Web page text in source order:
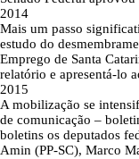
2014
Mais um passo
estudo do
Emprego de Santa
relatório e apresentá-lo
2015
A mobilização se
de comunicação –
boletins os deputados
Amin (PP-SC), Marco